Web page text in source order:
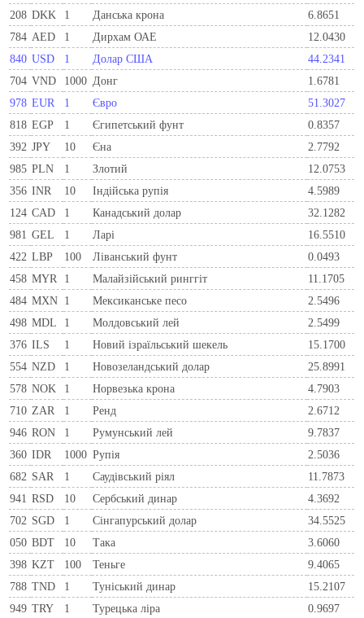
208 DKK 1 Данська крона
6.8651
784 AED 1 Дирхам ОАЕ
12.0430
840 USD 1 Долар США
44.2341
704 VND 1000 Донг
1.6781
978 EUR 1 Євро
51.3027
818 EGP 1 Єгипетський фунт
0.8357
392 JPY 10 Єна
2.7792
985 PLN 1 Злотий
12.0753
356 INR 10 Індійська рупія
4.5989
124 CAD 1 Канадський долар
32.1282
981 GEL 1 Ларi
16.5510
422 LBP 100 Ліванський фунт
0.0493
458 MYR 1 Малайзійський ринггіт
11.1705
484 MXN 1 Мексиканське песо
2.5496
498 MDL 1 Молдовський лей
2.5499
376 ILS 1 Новий ізраїльський шекель
15.1700
554 NZD 1 Новозеландський долар
25.8991
578 NOK 1 Норвезька крона
4.7903
710 ZAR 1 Ренд
2.6712
946 RON 1 Румунський лей
9.7837
360 IDR 1000 Рупія
2.5036
682 SAR 1 Саудівський ріял
11.7873
941 RSD 10 Сербський динар
4.3692
702 SGD 1 Сінгапурський долар
34.5525
050 BDT 10 Така
3.6060
398 KZT 100 Теньге
9.4065
788 TND 1 Туніський динар
15.2107
949 TRY 1 Турецька ліра 0.9697